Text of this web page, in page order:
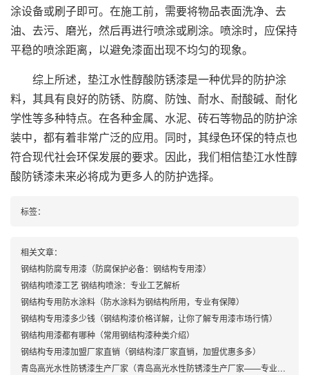
涂设备或刷子即可。在施工前，需要将物品表面洗净、去
油、去污、磨光，然后再进行喷涂或刷涂。喷涂时，应保持
平稳的喷涂距离，以避免漆面出现不均匀的现象。
综上所述，垫江水性醇酸防锈漆是一种优异的防护涂
料，其具有良好的防锈、防腐、防蚀、耐水、耐酸碱、耐化
学性等多种特点。在各种金属、水泥、砖石等物品的防护涂
装中，都有着非常广泛的应用。同时，其绿色环保的特点也
符合现代社会环保发展的要求。因此，我们相信垫江水性醇
酸防锈漆未来必将成为更多人的防护选择。
标签：
相关文章：
钢结构防腐专用漆（防腐保护必备：钢结构专用漆）
钢结构喷漆工艺 钢结构喷涂：专业工艺解析
钢结构专用防水涂料（防水涂料为钢结构所用，专业有保障）
钢结构专用漆多少钱（钢结构漆价格详解，让你了解专用漆市场行情）
钢结构用漆都有哪种（常用钢结构漆种类介绍）
钢结构专用漆加盟厂家直销（钢结构漆厂家直销，加盟优惠多多）
青岛高光水性防锈漆生产厂家（青岛高光水性防锈漆生产厂家——专业防锈漆厂家）